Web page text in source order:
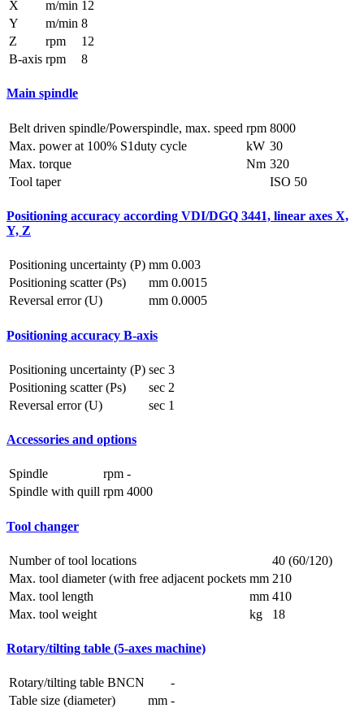
X m/min 12
Y
m/min 8
Z
rpm
12
B-axis rpm 8
Main spindle
Belt driven spindle/Powerspindle, max. speed rpm 8000
Max. power at 100% S1duty cycle
kW 30
Max. torque
Nm 320
Tool taper
ISO 50
Positioning accuracy according VDI/DGQ 3441, linear axes X,
Y, Z
Positioning uncertainty (P) mm 0.003
Positioning scatter (Ps)
mm 0.0015
Reversal error (U)
mm 0.0005
Positioning accuracy B-axis
Positioning uncertainty (P) sec 3
Positioning scatter (Ps)
sec 2
Reversal error (U)
sec 1
Accessories and options
Spindle rpm -
Spindle with quill rpm 4000
Tool changer
Number of tool locations
40 (60/120)
Max. tool diameter (with free adjacent pockets mm 210
Max. tool length
mm 410
Max. tool weight
kg 18
Rotary/tilting table (5-axes machine)
Rotary/tilting table BNCN
-
Table size (diameter)
mm -